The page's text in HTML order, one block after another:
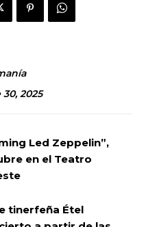
2025
Led Zeppelin”,
en el Teatro
tinerfeña Étel